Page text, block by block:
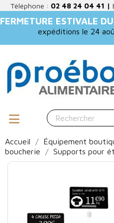
Téléphone : 02 48 24 04 41 |
FERMETURE ESTIVALE
expéditions le 24
Accueil Équipement
boucherie
Supports pour